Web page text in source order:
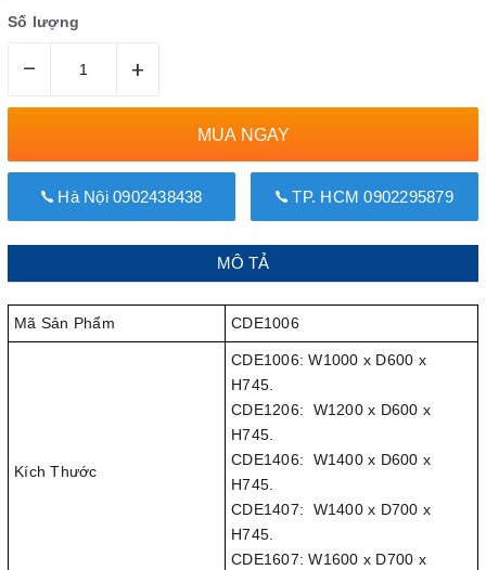
Số lượng
– +
MUA NGAY
Hà Nội 0902438438 TP. HCM 0902295879
MÔ TẢ
Mã Sản Phẩm CDE1006
Kích Thước
CDE1006: W1000 x D600 x
H745.
CDE1206: W1200 x D600 x
H745.
CDE1406: W1400 x D600 x
H745.
CDE1407: W1400 x D700 x
H745.
CDE1607: W1600 x D700 x